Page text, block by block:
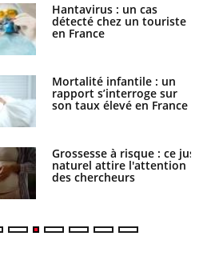
Hantavirus : un cas
détecté chez un touriste
en France
Mortalité infantile : un
rapport s’interroge sur
son taux élevé en France
Grossesse à risque : ce jus
naturel attire l'attention
des chercheurs